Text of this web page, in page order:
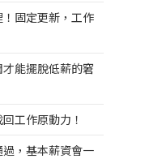
！固定更新，工作
才能擺脫低薪的窘
工作原動力！
過，基本薪資會一